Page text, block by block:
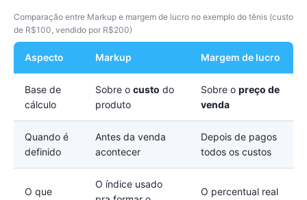
Comparação entre Markup e margem de lucro no exemplo do tênis (custo
de R$100, vendido por R$200)
Aspecto Markup Margem de lucro
Base de
cálculo
Sobre o custo do
produto
Sobre o preço de
venda
Quando é
definido
Antes da venda
acontecer
Depois de pagos
todos os custos
O que
O índice usado
O percentual real